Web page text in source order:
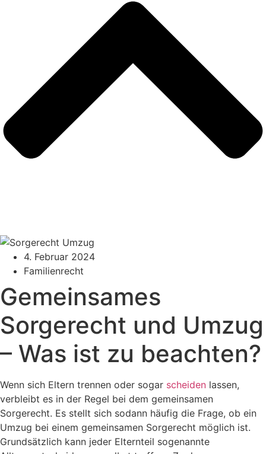
4. Februar 2024
Familienrecht
Gemeinsames
Sorgerecht und Umzug
– Was ist zu beachten?
Wenn sich Eltern trennen oder sogar scheiden lassen,
verbleibt es in der Regel bei dem gemeinsamen
Sorgerecht. Es stellt sich sodann häufig die Frage, ob ein
Umzug bei einem gemeinsamen Sorgerecht möglich ist.
Grundsätzlich kann jeder Elternteil sogenannte